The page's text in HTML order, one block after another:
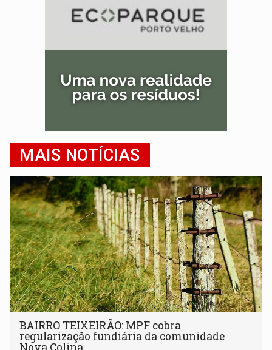
MAIS NOTÍCIAS
BAIRRO TEIXEIRÃO: MPF cobra
regularização fundiária da comunidade